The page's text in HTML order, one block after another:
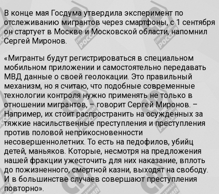
В конце мая Госдума утвердила эксперимент по
отслеживанию мигрантов через смартфоны, с 1 сентября
он стартует в Москве и Московской области, напомнил
Сергей Миронов.
«Мигранты будут регистрироваться в специальном
мобильном приложении и самостоятельно передавать
МВД данные о своей геолокации. Это правильный
механизм, но я считаю, что подобные современные
технологии контроля нужно применять не только в
отношении мигрантов, – говорит Сергей Миронов. –
Например, их стоит распространить на осужденных за
тяжкие насильственные преступления и преступления
против половой неприкосновенности
несовершеннолетних. То есть на педофилов, убийц
детей, маньяков. Которые, несмотря на предложения
нашей фракции ужесточить для них наказание, вплоть
до пожизненного, смертной казни, выходят на свободу.
И в большинстве случаев совершают преступления
повторно».